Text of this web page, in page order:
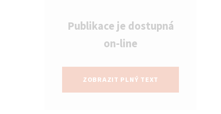
Publikace je dostupná
on-line
ZOBRAZIT PLNÝ TEXT